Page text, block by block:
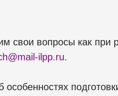
свои вопросы как при
ilpp.ru.
особенностях